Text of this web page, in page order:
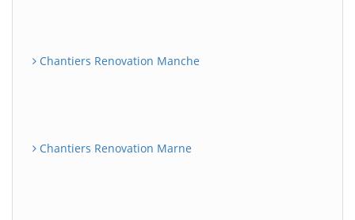
Chantiers Renovation Manche
Chantiers Renovation Marne